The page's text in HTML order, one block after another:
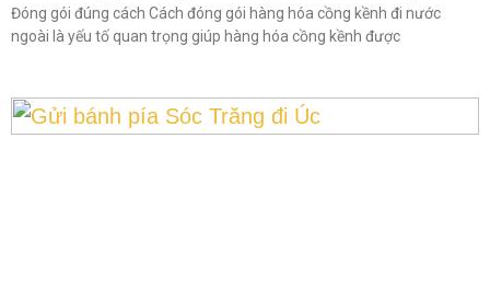
Đóng gói đúng cách Cách đóng gói hàng hóa cồng kềnh đi nước
ngoài là yếu tố quan trọng giúp hàng hóa cồng kềnh được